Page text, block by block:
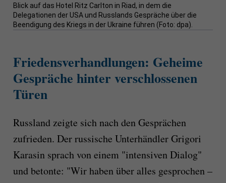
Blick auf das Hotel Ritz Carlton in Riad, in dem die
Delegationen der USA und Russlands Gespräche über die
Beendigung des Kriegs in der Ukraine führen (Foto: dpa).
Friedensverhandlungen: Geheime
Gespräche hinter verschlossenen
Türen
Russland zeigte sich nach den Gesprächen
zufrieden. Der russische Unterhändler Grigori
Karasin sprach von einem "intensiven Dialog"
und betonte: "Wir haben über alles gesprochen –